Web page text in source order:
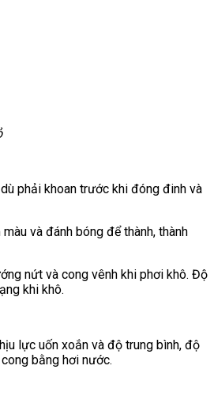
phải khoan trước khi đóng đinh và
và đánh bóng để thành, thành
nứt và cong vênh khi phơi khô. Độ
khi khô.
lực uốn xoắn và độ trung bình, độ
bằng hơi nước.